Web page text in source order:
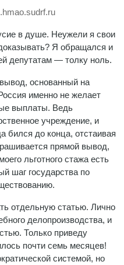
в душе. Неужели я свои
Я обращался и
депутатам — толку ноль.
основанный на
именно не желает
выплаты. Ведь
учреждение, и
бился до конца, отстаивая
прямой вывод,
льготного стажа есть
шаг государства по
отдельную статью. Лично
делопроизводства, и
Только приведу
почти семь месяцев!
системой, но